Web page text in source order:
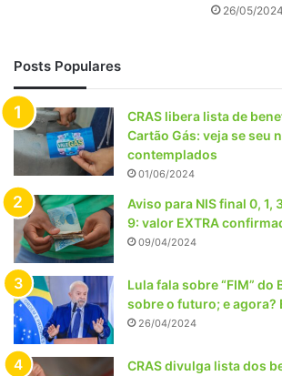
26/05/2024
Posts Populares
CRAS libera lista de
Cartão Gás: veja se seu
contemplados
01/06/2024
Aviso para NIS final 0, 1,
9: valor EXTRA
09/04/2024
Lula fala sobre “FIM” do
sobre o futuro; e agora?
26/04/2024
CRAS divulga lista dos